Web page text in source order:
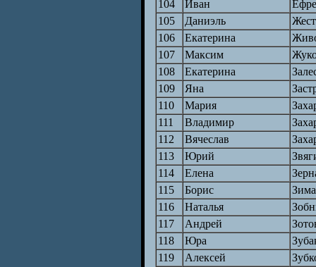
104 Иван
105
Даниэль
106
Екатерина
107
Максим
108
Екатерина
109
Яна
110
Мария
111
Владимир
112
Вячеслав
113
Юрий
114
Елена
115
Борис
116
Наталья
117
Андрей
118
Юра
119
Алексей